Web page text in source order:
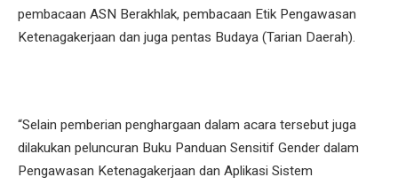
pembacaan ASN Berakhlak, pembacaan Etik Pengawasan
Ketenagakerjaan dan juga pentas Budaya (Tarian Daerah).
“Selain pemberian penghargaan dalam acara tersebut juga
dilakukan peluncuran Buku Panduan Sensitif Gender dalam
Pengawasan Ketenagakerjaan dan Aplikasi Sistem